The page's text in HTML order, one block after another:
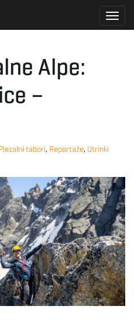
g
l
e
Alpe:
–
tabori, Reportaže, Utrinki